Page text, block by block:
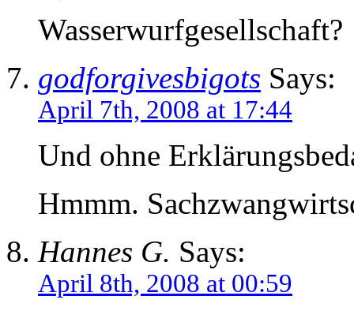
Wasserwurfgesellschaft?
godforgivesbigots Says:
April 7th, 2008 at 17:44
Und ohne
Hmmm.
Hannes G. Says:
April 8th, 2008 at 00:59